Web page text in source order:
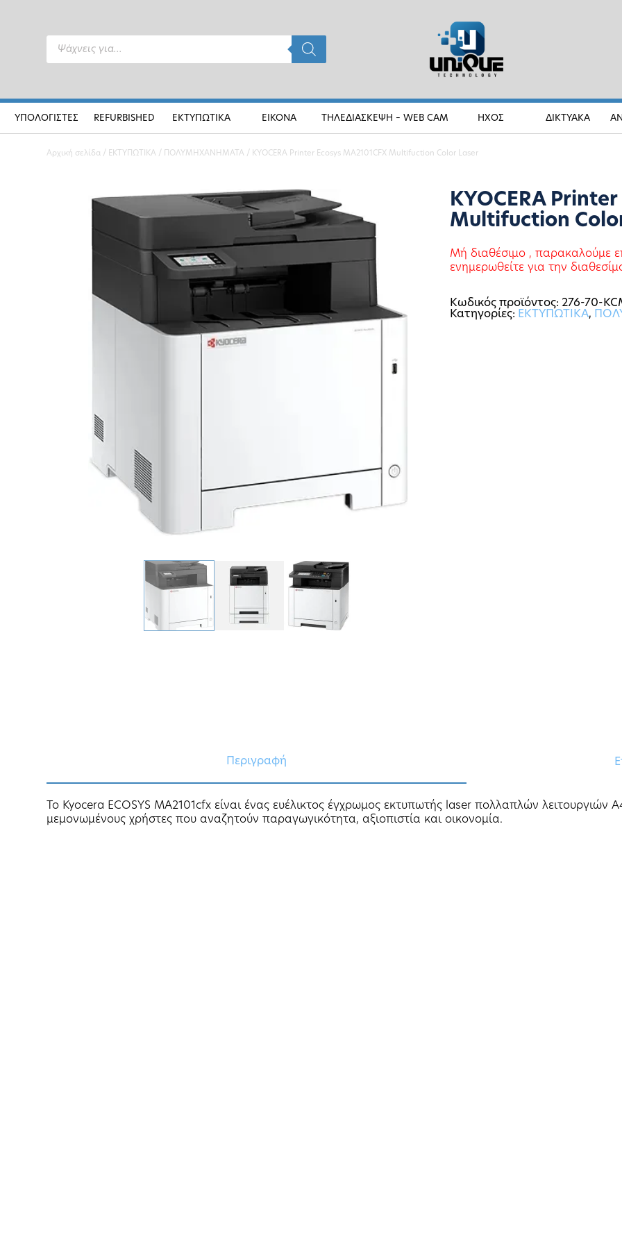
search
ΥΠΟΛΟΓΙΣΤΕΣ REFURBISHED ΕΚΤΥΠΩΤΙΚΑ ΕΙΚΟΝΑ ΤΗΛΕΔΙΑΣΚΕΨΗ – WEB CAM ΗΧΟΣ ΔΙΚΤΥΑΚΑ
Αρχική σελίδα / ΕΚΤΥΠΩΤΙΚΑ / ΠΟΛΥΜΗΧΑΝΗΜΑΤΑ / KYOCERA Printer Ecosys MA2101CFX Multifuction Color Laser
KYOCERA
Multifuction
Μή διαθέσιμο , παρακαλούμε
ενημερωθείτε για την
Κωδικός προϊόντος: 276-70-
Κατηγορίες: ΕΚΤΥΠΩΤΙΚΑ,
Περιγραφή
Το Kyocera ECOSYS MA2101cfx είναι ένας ευέλικτος έγχρωμος εκτυπωτής laser πολλαπλών λειτουργιών
μεμονωμένους χρήστες που αναζητούν παραγωγικότητα, αξιοπιστία και οικονομία.